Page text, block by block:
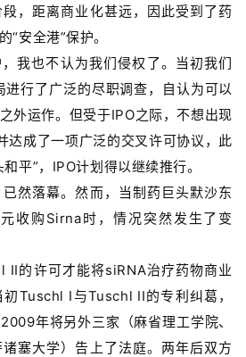
，距离商业化甚远，因此受到了药
“安全港”保护。
我也不认为我们侵权了。当初我们
行了广泛的尽职调查，自认为可以
外运作。但受于IPO之际，不想出现
达成了一项广泛的交叉许可协议，此
平”，IPO计划得以继续推行。
然落幕。然而，当制药巨头默沙东
收购Sirna时，情况突然发生了变
II的许可才能将siRNA治疗药物商业
Tuschl I与Tuschl II的专利纠葛，
年将另外三家（麻省理工学院、
塞大学）告上了法庭。两年后双方